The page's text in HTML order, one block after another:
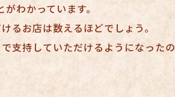
わかっています。
るお店は数えるほどでしょう。
支持していただけるようになったの